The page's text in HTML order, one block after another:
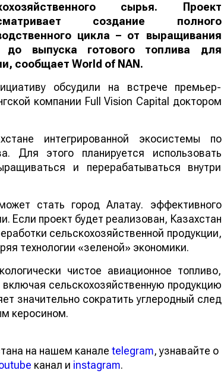
сырья. Проект
создание полного
цикла – от выращивания
до выпуска готового топлива для
сообщает World of NAN .
обсудили на встрече премьер-
компании Full Vision Capital доктором
интегрированной экосистемы по
Для этого планируется использовать
и перерабатываться внутри
стать город Алатау. эффективного
Если проект будет реализован, Казахстан
сельскохозяйственной продукции,
технологии «зеленой» экономики.
чистое авиационное топливо,
сельскохозяйственную продукцию
значительно сократить углеродный след
керосином.
на нашем канале telegram, узнавайте о
канал и instagram.